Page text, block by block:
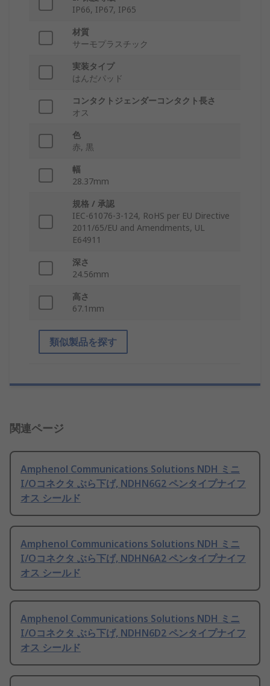
IP66, IP67, IP65
材質
サーモプラスチック
実装タイプ
はんだパッド
コンタクトジェンダーコンタクト長さ
オス
色
赤, 黒
幅
28.37mm
規格 / 承認
IEC-61076-3-124, RoHS per EU Directive
2011/65/EU and Amendments, UL
E64911
深さ
24.56mm
高さ
67.1mm
類似製品を探す
関連ページ
Amphenol Communications Solutions NDH ミニ
I/Oコネクタ ぶら下げ, NDHN6G2 ペンタイプナイフ
オス シールド
Amphenol Communications Solutions NDH ミニ
I/Oコネクタ ぶら下げ, NDHN6A2 ペンタイプナイフ
オス シールド
Amphenol Communications Solutions NDH ミニ
I/Oコネクタ ぶら下げ, NDHN6D2 ペンタイプナイフ
オス シールド